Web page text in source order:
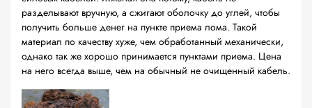
разделывают вручную, а сжигают оболочку до углей, чтобы
получить больше денег на пункте приема лома. Такой
материал по качеству хуже, чем обработанный механически,
однако так же хорошо принимается пунктами приема. Цена
на него всегда выше, чем на обычный не очищенный кабель.